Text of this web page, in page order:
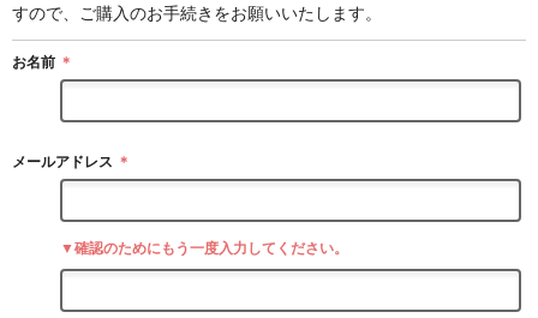
すので、ご購入のお手続きをお願いいたします。
お名前 ＊
メールアドレス ＊
▼確認のためにもう一度入力してください。